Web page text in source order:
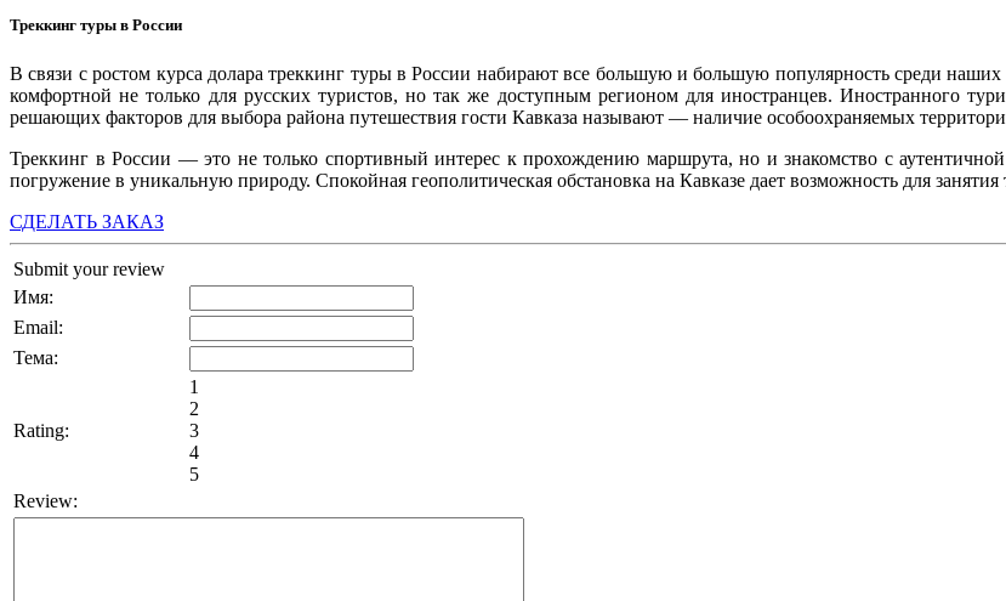
Треккинг туры в России
В связи с ростом курса долара треккинг туры в России набирают все большую и большую популярность среди наших
комфортной не только для русских туристов, но так же доступным регионом для иностранцев. Иностранного
решающих факторов для выбора района путешествия гости Кавказа называют — наличие особоохраняемых
Треккинг в России — это не только спортивный интерес к прохождению маршрута, но и знакомство с
погружение в уникальную природу. Спокойная геополитическая обстановка на Кавказе дает возможность для
СДЕЛАТЬ ЗАКАЗ
Submit your review
Имя:
Email:
Тема:
Rating:
1
2
3
4
5
Review: